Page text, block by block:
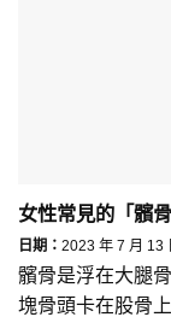
女性常見的「髕
日期： 2023 年 7 月 13
髕骨是浮在大腿
塊骨頭卡在股骨